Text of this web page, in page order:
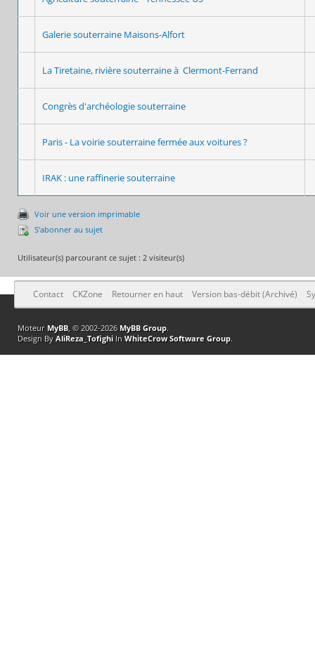
Galerie souterraine Maisons-Alfort
La Tiretaine, rivière souterraine à Clermont-Ferrand
Congrès d'archéologie souterraine
Paris - La voirie souterraine fermée aux voitures ?
IRAK : une raffinerie souterraine
Voir une version imprimable
S’abonner au sujet
Utilisateur(s) parcourant ce sujet : 2 visiteur(s)
Contact CKZone Retourner en haut Version bas-débit (Archivé)
Moteur MyBB, © 2002-2026 MyBB Group.
Design By AliReza_TofighiIn WhiteCrow Software Group.